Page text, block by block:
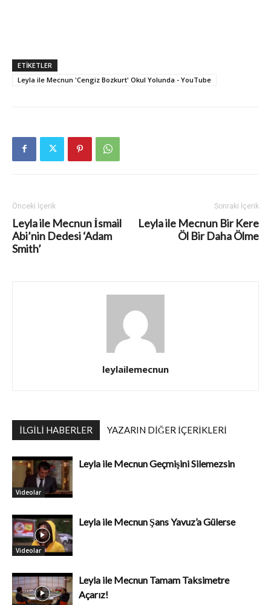
ETIKETLER
Leyla ile Mecnun 'Cengiz Bozkurt' Okul Yolunda - YouTube
Önceki İçerik
Leyla ile Mecnun İsmail
Abi’nin Dedesi ‘Adam
Smith’
Sonraki İçerik
Leyla ile Mecnun Bir Kere
Öl Bir Daha Ölme
leylailemecnun
İLGILI HABERLER YAZARIN DIĞER İÇERIKLERI
Videolar
Leyla ile Mecnun Geçmişini Silemezsin
Videolar
Leyla ile Mecnun Şans Yavuz’a Gülerse
Leyla ile Mecnun Tamam Taksimetre
Açarız!